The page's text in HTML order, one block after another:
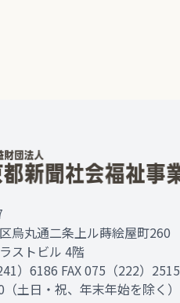
烏丸通二条上ル蒔絵屋町260
ストビル 4階
）6186 FAX 075（222）2515
土日・祝、年末年始を除く）